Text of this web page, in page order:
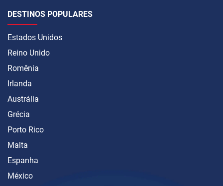
DESTINOS POPULARES
Estados Unidos
Reino Unido
Romênia
Irlanda
Austrália
Grécia
Porto Rico
Malta
Espanha
México